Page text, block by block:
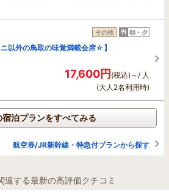
その他 朝・夕
以外の鳥取の味覚満載会席☆】
17,600円(税込)～/ 人
(大人2名利用時)
宿泊プランをすべてみる
航空券/JR新幹線・特急付プランから探す
連する最新の高評価クチコミ